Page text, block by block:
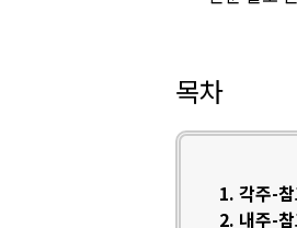
목차
1. 각주-
2. 내주-